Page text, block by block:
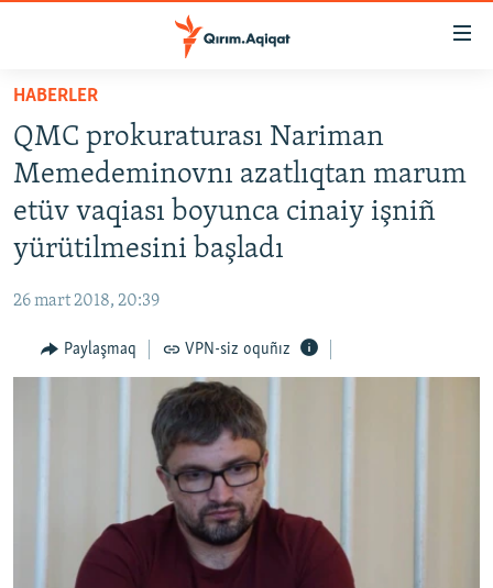
Esas
qaytmaq
Baş
navigatsiyağa
qaytmaq
Qıdıruvğa
SİYASET
İQTİSADİYAT
CEMİYET
İNSAN AQLARI
VİDEO
Українською
HABERLER
QMC prokuraturası Nariman
Memedeminovnı azatlıqtan marum
etüv vaqiası boyunca cinaiy işniñ
yürütilmesini başladı
26 mart 2018, 20:39
Paylaşmaq VPN-siz oquñız